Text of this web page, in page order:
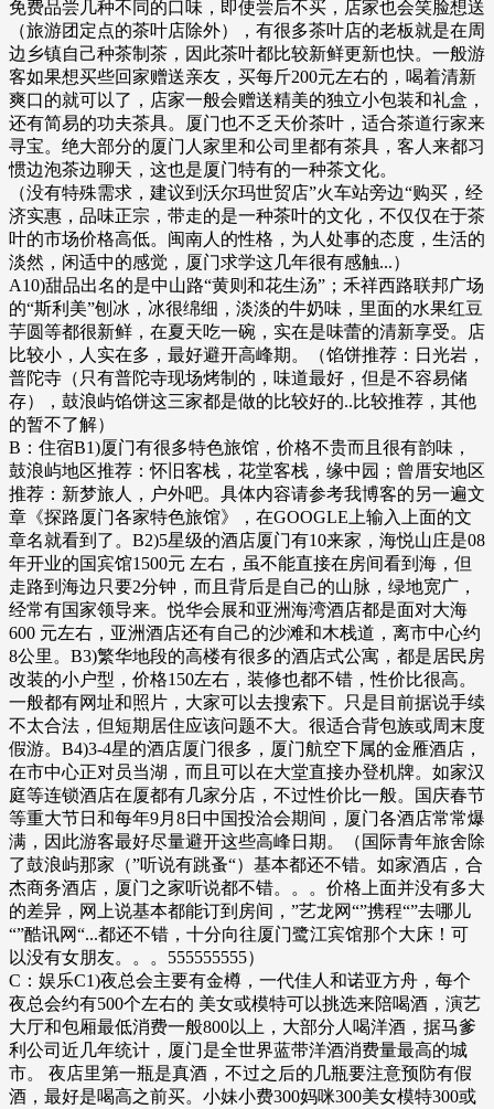
免费品尝几种不同的口味，即使尝后不买，店家也会笑脸想送
（旅游团定点的茶叶店除外），有很多茶叶店的老板就是在周
边乡镇自己种茶制茶，因此茶叶都比较新鲜更新也快。一般游
客如果想买些回家赠送亲友，买每斤200元左右的，喝着清新
爽口的就可以了，店家一般会赠送精美的独立小包装和礼盒，
还有简易的功夫茶具。厦门也不乏天价茶叶，适合茶道行家来
寻宝。绝大部分的厦门人家里和公司里都有茶具，客人来都习
惯边泡茶边聊天，这也是厦门特有的一种茶文化。
（没有特殊需求，建议到沃尔玛世贸店”火车站旁边“购买，经
济实惠，品味正宗，带走的是一种茶叶的文化，不仅仅在于茶
叶的市场价格高低。闽南人的性格，为人处事的态度，生活的
淡然，闲适中的感觉，厦门求学这几年很有感触...）
A10)甜品出名的是中山路“黄则和花生汤”；禾祥西路联邦广场
的“斯利美”刨冰，冰很绵细，淡淡的牛奶味，里面的水果红豆
芋圆等都很新鲜，在夏天吃一碗，实在是味蕾的清新享受。店
比较小，人实在多，最好避开高峰期。（馅饼推荐：日光岩，
普陀寺（只有普陀寺现场烤制的，味道最好，但是不容易储
存），鼓浪屿馅饼这三家都是做的比较好的..比较推荐，其他
的暂不了解）
B：住宿B1)厦门有很多特色旅馆，价格不贵而且很有韵味，
鼓浪屿地区推荐：怀旧客栈，花堂客栈，缘中园；曾厝安地区
推荐：新梦旅人，户外吧。具体内容请参考我博客的另一遍文
章《探路厦门各家特色旅馆》，在GOOGLE上输入上面的文
章名就看到了。B2)5星级的酒店厦门有10来家，海悦山庄是08
年开业的国宾馆1500元 左右，虽不能直接在房间看到海，但
走路到海边只要2分钟，而且背后是自己的山脉，绿地宽广，
经常有国家领导来。悦华会展和亚洲海湾酒店都是面对大海
600 元左右，亚洲酒店还有自己的沙滩和木栈道，离市中心约
8公里。B3)繁华地段的高楼有很多的酒店式公寓，都是居民房
改装的小户型，价格150左右，装修也都不错，性价比很高。
一般都有网址和照片，大家可以去搜索下。只是目前据说手续
不太合法，但短期居住应该问题不大。很适合背包族或周末度
假游。B4)3-4星的酒店厦门很多，厦门航空下属的金雁酒店，
在市中心正对员当湖，而且可以在大堂直接办登机牌。如家汉
庭等连锁酒店在厦都有几家分店，不过性价比一般。国庆春节
等重大节日和每年9月8日中国投洽会期间，厦门各酒店常常爆
满，因此游客最好尽量避开这些高峰日期。（国际青年旅舍除
了鼓浪屿那家（”听说有跳蚤“）基本都还不错。如家酒店，合
杰商务酒店，厦门之家听说都不错。。。价格上面并没有多大
的差异，网上说基本都能订到房间，”艺龙网“”携程“”去哪儿
“”酷讯网“...都还不错，十分向往厦门鹭江宾馆那个大床！可
以没有女朋友。。。555555555）
C：娱乐C1)夜总会主要有金樽，一代佳人和诺亚方舟，每个
夜总会约有500个左右的 美女或模特可以挑选来陪喝酒，演艺
大厅和包厢最低消费一般800以上，大部分人喝洋酒，据马爹
利公司近几年统计，厦门是全世界蓝带洋酒消费量最高的城
市。 夜店里第一瓶是真酒，不过之后的几瓶要注意预防有假
酒，最好是喝高之前买。小妹小费300妈咪300美女模特300或